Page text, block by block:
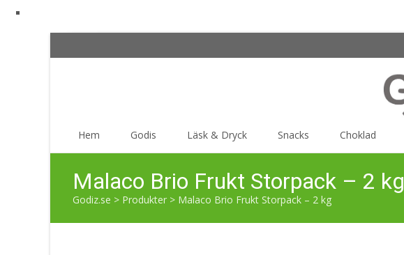
Hem Godis Läsk & Dryck Snacks Choklad
Malaco Brio Frukt Storpack – 2 kg
Godiz.se > Produkter > Malaco Brio Frukt Storpack – 2 kg